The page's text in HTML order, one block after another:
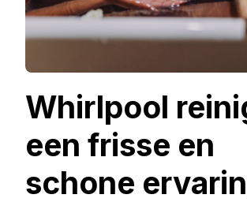
Whirlpool
een frisse en
schone